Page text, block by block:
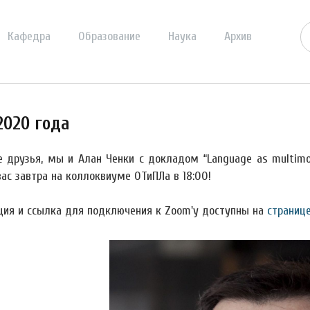
Кафедра Образование Наука Архив
года
друзья, мы и Алан Ченки с докладом “Language as
завтра на коллоквиуме ОТиПЛа в 18:00!
и ссылка для подключения к Zoom'у доступны на